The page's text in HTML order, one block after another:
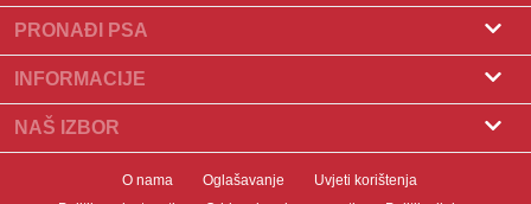
Što je World Dog Finder
Koje saveze prihvaćamo?
Kontakt
Naši partneri
Program za uzgajivače
Program za groomere
PRONAĐI PSA
Pronađite uzgajivača
Psi na prodaju
Pronađite leglo
Udomljavanje pasa
INFORMACIJE
Pasmine
Popularni članci
NAŠ IZBOR
O nama Oglašavanje
Uvjeti korištenja